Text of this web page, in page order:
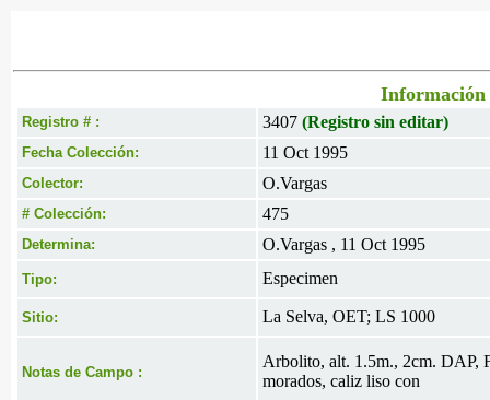
Información
Registro # : 3407 (Registro sin editar)
Fecha Colección: 11 Oct 1995
Colector: O.Vargas
# Colección: 475
Determina: O.Vargas , 11 Oct 1995
Tipo: Especimen
Sitio: La Selva, OET; LS 1000
Notas de Campo :
Arbolito, alt. 1.5m., 2cm. DAP,
morados, caliz liso con